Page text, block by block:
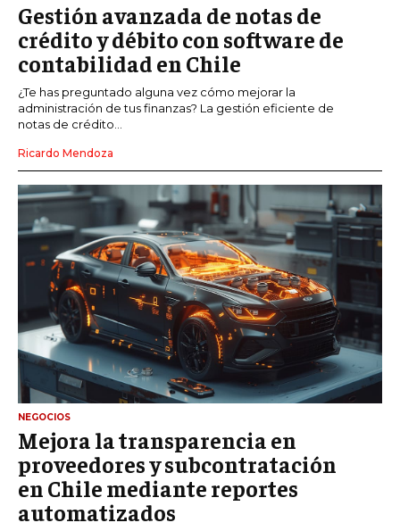
Gestión avanzada de notas de
crédito y débito con software de
contabilidad en Chile
¿Te has preguntado alguna vez cómo mejorar la
administración de tus finanzas? La gestión eficiente de
notas de crédito...
Ricardo Mendoza
NEGOCIOS
Mejora la transparencia en
proveedores y subcontratación
en Chile mediante reportes
automatizados